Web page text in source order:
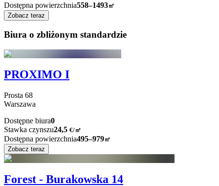
Dostępna powierzchnia558–1493㎡
Zobacz teraz
Biura o zbliżonym standardzie
PROXIMO I
Prosta 68
Warszawa
Dostępne biura0
Stawka czynszu24,5 €/㎡
Dostępna powierzchnia495–979㎡
Zobacz teraz
Forest - Burakowska 14